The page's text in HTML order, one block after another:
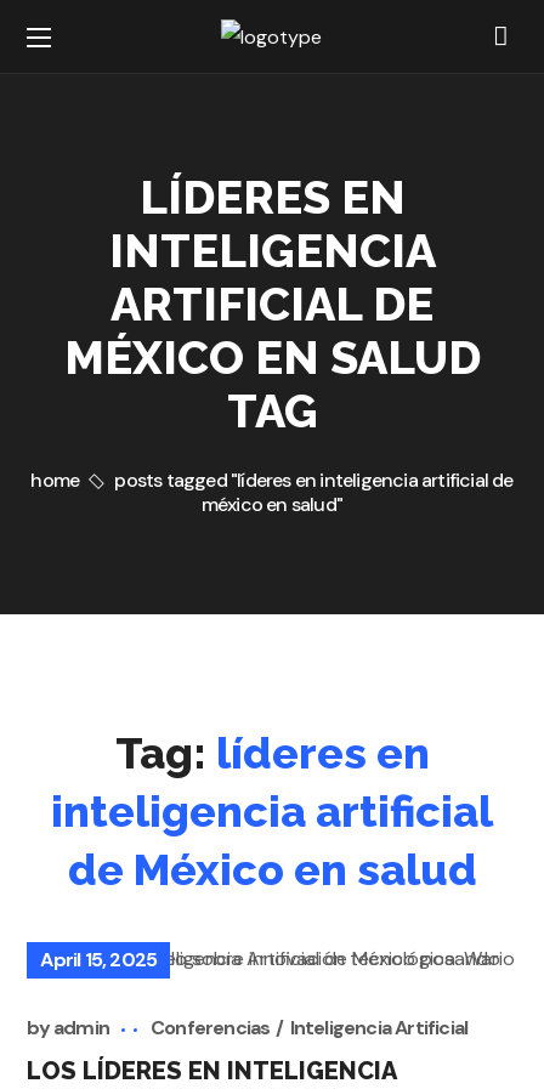
LÍDERES EN
INTELIGENCIA
ARTIFICIAL DE
MÉXICO EN SALUD
TAG
home
posts tagged "líderes en inteligencia artificial de
méxico en salud"
Tag: líderes en
inteligencia artificial
de México en salud
April 15, 2025
byadmin Conferencias Inteligencia Artificial
LOS LÍDERES EN INTELIGENCIA